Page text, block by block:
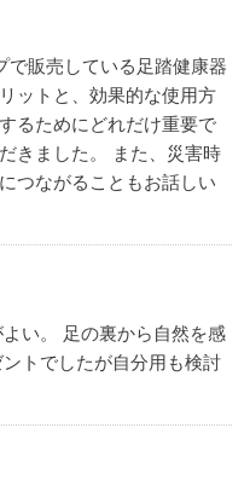
で販売している足踏健康器
ットと、効果的な使用方
るためにどれだけ重要で
きました。
また、災害時
つながることもお話しい
い。
足の裏から自然を感
トでしたが自分用も検討